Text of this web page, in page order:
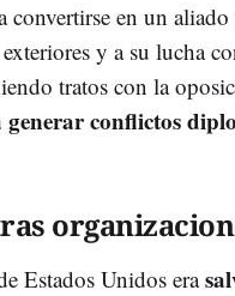
convertirse en un
y a su lucha
tratos con la
conflictos
Estados Unidos era